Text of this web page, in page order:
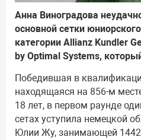
Анна Виноградова
основной сетки
категории Allianz Kundler
by Optimal Systems,
Победившая в
находящаяся на 856-м
18 лет, в первом раунде
сетах уступила немецкой
Юлии Жу, занимающей